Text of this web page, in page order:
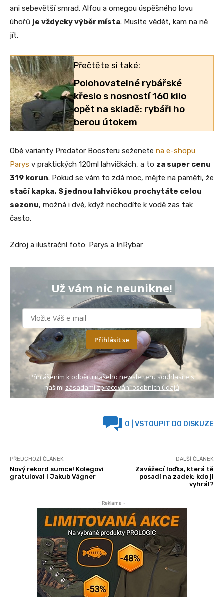
ani sebevětší smrad. Alfou a omegou úspěšného lovu
úhořů je vždycky výběr místa. Musíte vědět, kam na ně
jít.
Přečtěte si také:
Polohovatelné rybářské
křeslo s nosností 160 kilo
opět na skladě: rybáři ho
berou útokem
Obě varianty Predator Boosteru seženete na e-shopu
Parys v praktických 120ml lahvičkách, a to za super cenu
319 korun. Pokud se vám to zdá moc, mějte na paměti, že
stačí kapka. S jednou lahvičkou prochytáte celou
sezonu, možná i dvě, když nechodíte k vodě zas tak
často.
Zdroj a ilustrační foto: Parys a InRybar
Už vám nic neunikne!
Přihlásit se
Přihlášením k odběru našeho newsletteru souhlasíte s
našimi zásadami zpracování osobních údajů
0 | VSTOUPIT DO DISKUZE
PŘEDCHOZÍ ČLÁNEK
Nový rekord sumce! Kolegovi
gratuloval i Jakub Vágner
DALŠÍ ČLÁNEK
Zavážecí loďka, která tě
posadí na zadek: kdo ji
vyhrál?
- Reklama -